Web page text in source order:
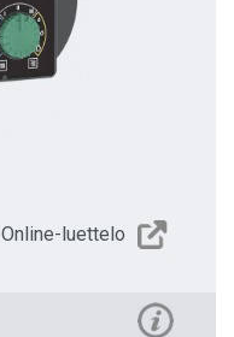
Online-luettelo